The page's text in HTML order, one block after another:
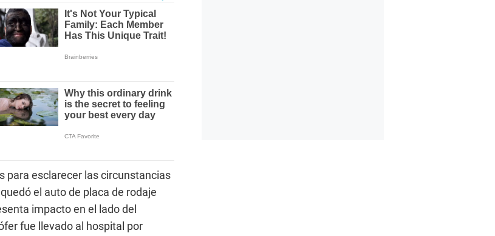
para esclarecer las circunstancias
el auto de placa de rodaje
impacto en el lado del
fue llevado al hospital por